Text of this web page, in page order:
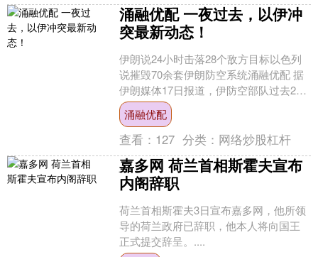
涌融优配 一夜过去，以伊冲
突最新动态！
伊朗说24小时击落28个敌方目标以色列
说摧毁70余套伊朗防空系统涌融优配 据
伊朗媒体17日报道，伊防空部队过去24
小时通过电子拦截、导弹和火炮系统击
落28个敌方....
涌融优配
查看： 127 分类： 网络炒股杠杆
嘉多网 荷兰首相斯霍夫宣布
内阁辞职
荷兰首相斯霍夫3日宣布嘉多网，他所领
导的荷兰政府已辞职，他本人将向国王
正式提交辞呈。....